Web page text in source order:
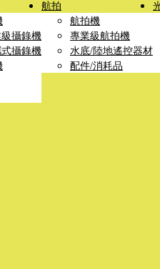
攝錄機
攝錄機
航拍
航拍機
專業級航拍機
水底/陸地遙控器材
配件/消耗品